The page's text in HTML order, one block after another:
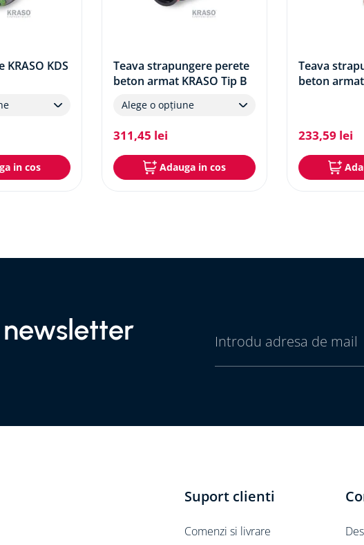
KRASO KDS
in cos
Teava strapungere perete
beton armat KRASO Tip B
Alege o opțiune
311,45 lei
Adauga in cos
Teava
beton armat
233,59 lei
Suport clienti
Comenzi si livrare